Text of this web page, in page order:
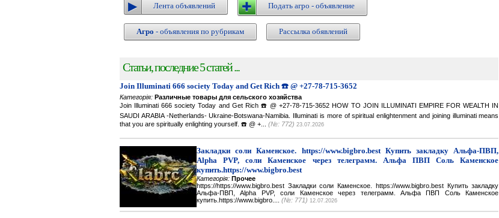
Лента объявлений Подать агро - объявление
Агро - объявления по рубрикам Рассылка обявлений
Статьи, последние 5 статей ...
Join Illuminati 666 society Today and Get Rich ☎️ @ +27-78-715-3652
Категорія: Различные товары для сельского хозяйства
Join Illuminati 666 society Today and Get Rich ☎️ @ +27-78-715-3652 HOW TO JOIN ILLUMINATI EMPIRE FOR WEALTH IN
SAUDI ARABIA -Netherlands- Ukraine-Botswana-Namibia. Illuminati is more of spiritual enlightenment and joining illuminati means
that you are spiritually enlighting yourself. ☎️ @ +... (№: 772) 23.07.2026
Закладки соли Каменское. https://www.bigbro.best Купить закладку Альфа-ПВП,
Alpha PVP, соли Каменское через телеграмм. Альфа ПВП Соль Каменское
купить.https://www.bigbro.best
Категорія: Прочее
https://https://www.bigbro.best Закладки соли Каменское. https://www.bigbro.best Купить закладку
Альфа-ПВП, Alpha PVP, соли Каменское через телеграмм. Альфа ПВП Соль Каменское
купить.https://www.bigbro.... (№: 771) 12.07.2026